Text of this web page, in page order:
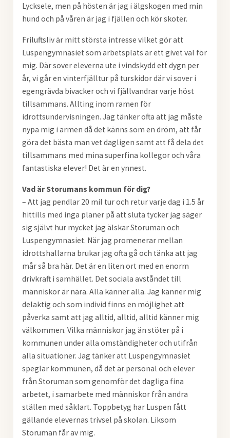
Lycksele, men på hösten är jag i älgskogen med min
hund och på våren är jag i fjällen och kör skoter.
Friluftsliv är mitt största intresse vilket gör att
Luspengymnasiet som arbetsplats är ett givet val för
mig. Där sover eleverna ute i vindskydd ett dygn per
år, vi går en vinterfjälltur på turskidor där vi sover i
egengrävda bivacker och vi fjällvandrar varje höst
tillsammans. Allting inom ramen för
idrottsundervisningen. Jag tänker ofta att jag måste
nypa mig i armen då det känns som en dröm, att får
göra det bästa man vet dagligen samt att få dela det
tillsammans med mina superfina kollegor och våra
fantastiska elever! Det är en ynnest.
Vad är Storumans kommun för dig?
– Att jag pendlar 20 mil tur och retur varje dag i 1.5 år
hittills med inga planer på att sluta tycker jag säger
sig självt hur mycket jag älskar Storuman och
Luspengymnasiet. När jag promenerar mellan
idrottshallarna brukar jag ofta gå och tänka att jag
mår så bra här. Det är en liten ort med en enorm
drivkraft i samhället. Det sociala avståndet till
människor är nära. Alla känner alla. Jag känner mig
delaktig och som individ finns en möjlighet att
påverka samt att jag alltid, alltid, alltid känner mig
välkommen. Vilka människor jag än stöter på i
kommunen under alla omständigheter och utifrån
alla situationer. Jag tänker att Luspengymnasiet
speglar kommunen, då det är personal och elever
från Storuman som genomför det dagliga fina
arbetet, i samarbete med människor från andra
ställen med såklart. Toppbetyg har Luspen fått
gällande elevernas trivsel på skolan. Liksom
Storuman får av mig.